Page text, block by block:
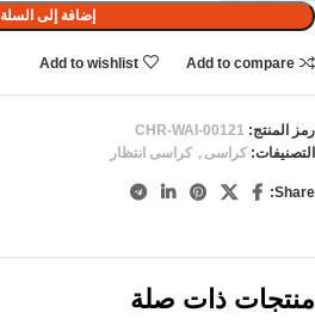
إضافة إلى السلة
Add to compare
Add to wishlist
رمز المنتج: CHR-WAI-00121
التصنيفات: كراسى , كراسى انتظار
Share:
منتجات ذات صلة